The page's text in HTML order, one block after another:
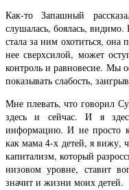
Как-то Запашный
слушалась, боялась,
стала за ним охотиться, она
нее сверхсилой, может
контроль и равновесие. Мы
показывать слабость,
Мне плевать, что говорил
здесь и сейчас. И я
информацию. И не просто
как мама 4-х детей, я вижу,
капитализм, который
низовом уровне, ставит
значит и жизни моих детей.